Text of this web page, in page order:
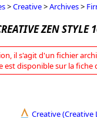
>Creative>Archives>
ZEN STYLE
il s'agit d'un fichier
est disponible sur la fiche
Creative (Creative